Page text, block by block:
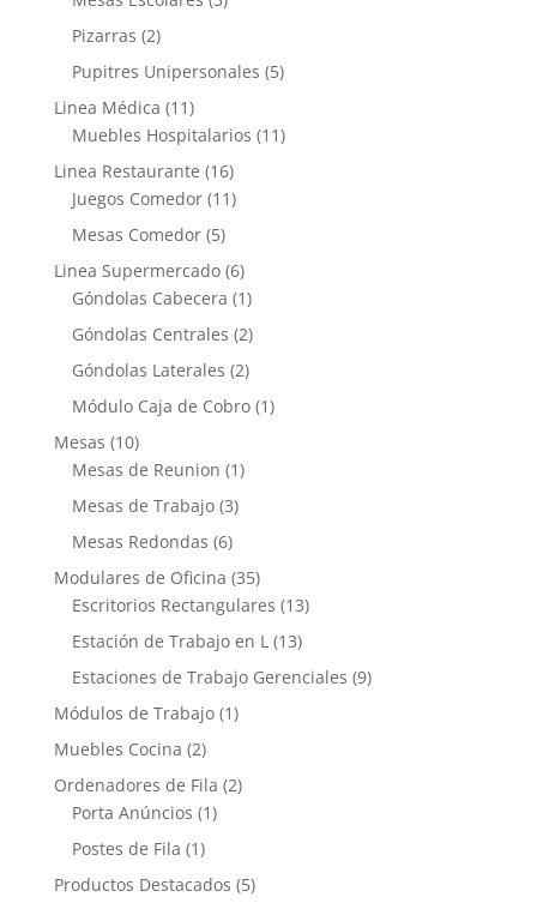
Pizarras (2)
Pupitres Unipersonales (5)
Linea Médica (11)
Muebles Hospitalarios (11)
Linea Restaurante (16)
Juegos Comedor (11)
Mesas Comedor (5)
Linea Supermercado (6)
Góndolas Cabecera (1)
Góndolas Centrales (2)
Góndolas Laterales (2)
Módulo Caja de Cobro (1)
Mesas (10)
Mesas de Reunion (1)
Mesas de Trabajo (3)
Mesas Redondas (6)
Modulares de Oficina (35)
Escritorios Rectangulares (13)
Estación de Trabajo en L (13)
Estaciones de Trabajo Gerenciales (9)
Módulos de Trabajo (1)
Muebles Cocina (2)
Ordenadores de Fila (2)
Porta Anúncios (1)
Postes de Fila (1)
Productos Destacados (5)